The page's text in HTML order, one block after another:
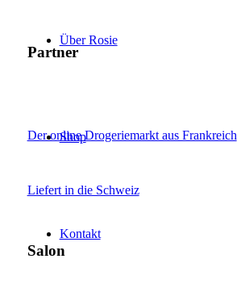
Über Rosie
Shop
Kontakt
Partner
Der online Drogeriemarkt aus Frankreich
Liefert in die Schweiz
Salon